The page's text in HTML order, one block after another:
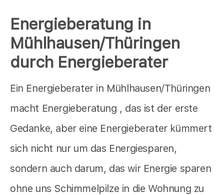
Energieberatung in
Mühlhausen/Thüringen
durch Energieberater
Ein Energieberater in Mühlhausen/Thüringen
macht Energieberatung , das ist der erste
Gedanke, aber eine Energieberater kümmert
sich nicht nur um das Energiesparen,
sondern auch darum, das wir Energie sparen
ohne uns Schimmelpilze in die Wohnung zu